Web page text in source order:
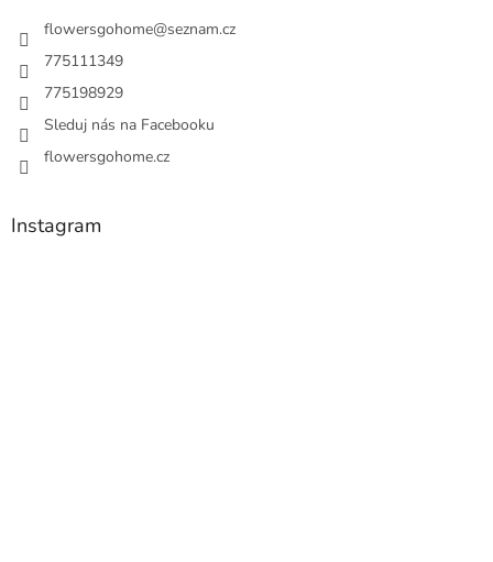
flowersgohome@seznam.cz
775111349
775198929
Sleduj nás na Facebooku
flowersgohome.cz
Instagram